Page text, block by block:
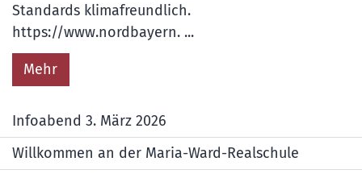
Standards klimafreundlich.
https://www.nordbayern. ...
Mehr
Infoabend 3. März 2026
Willkommen an der Maria-Ward-Realschule